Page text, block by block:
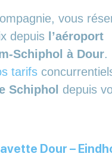
vous
depuis l’aéroport
Schiphol à Dour.
tarifs
Schiphol depuis
Dour –